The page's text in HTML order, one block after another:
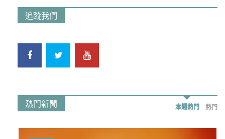
追蹤我們
熱門新聞 本週熱門 熱門